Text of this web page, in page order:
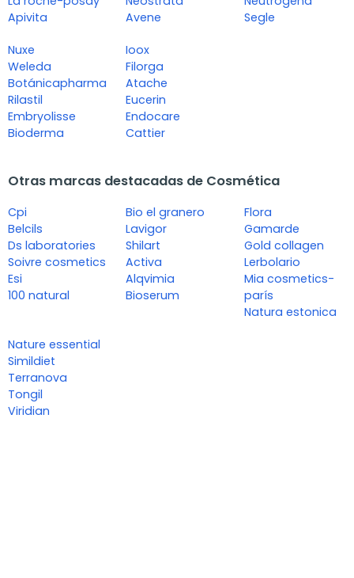
Apivita
Avene
Segle
Nuxe
Weleda
Botánicapharma
Rilastil
Embryolisse
Bioderma
Ioox
Filorga
Atache
Eucerin
Endocare
Cattier
Otras marcas destacadas de Cosmética
Cpi
Belcils
Ds laboratories
Soivre cosmetics
Esi
100 natural
Bio el granero
Lavigor
Shilart
Activa
Alqvimia
Bioserum
Flora
Gamarde
Gold collagen
Lerbolario
Mia cosmetics-
parís
Natura estonica
Nature essential
Simildiet
Terranova
Tongil
Viridian